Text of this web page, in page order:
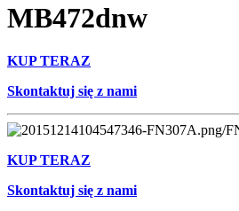
MB472dnw
KUP TERAZ
Skontaktuj się z nami
KUP TERAZ
Skontaktuj się z nami